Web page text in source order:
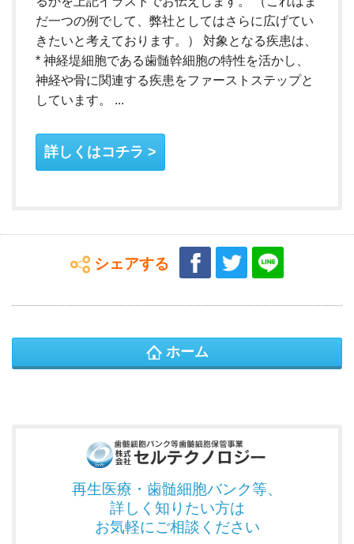
だ一つの例でして、弊社としてはさらに広げてい
きたいと考えております。） 対象となる疾患は、
* 神経堤細胞である歯髄幹細胞の特性を活かし、
神経や骨に関連する疾患をファーストステップと
しています。 ...
詳しくはコチラ
シェアする
ホーム
再生医療・歯髄細胞バンク等、
詳しく知りたい方は
お気軽にご相談ください